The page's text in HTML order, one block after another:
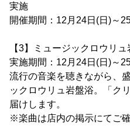
実施
開催期間：12月24日(日)～
【3】ミュージックロウリ
実施期間：12月24日(日)～
流行の音楽を聴きながら、
ックロウリュ岩盤浴。「ク
届けします。
※楽曲は店内の掲示にてご確